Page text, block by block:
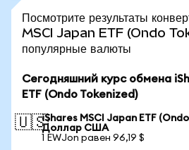
Посмотрите результаты
MSCI Japan ETF (Ondo
популярные валюты
Сегодняшний курс обмена
ETF (Ondo Tokenized)
🇺🇸iShares MSCI Japan ETF
Доллар США
1 EWJon равен 96,19 $